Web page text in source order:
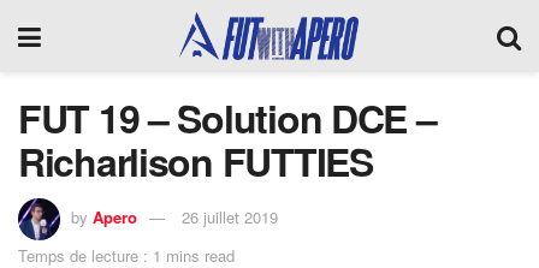
FUT 19 – Solution DCE –
Richarlison FUTTIES
by Apero
26 juillet 2019
Temps de lecture : 1 mins read